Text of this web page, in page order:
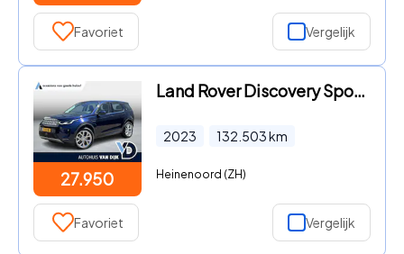
Favoriet Vergelijk
27.950
Land Rover Discovery Sport - P300e 1.5 R-Dynamic SE | NL Auto/1e Eig./Voll.Historie/Pano.
2023 132.503km
Heinenoord (ZH)
Favoriet Vergelijk